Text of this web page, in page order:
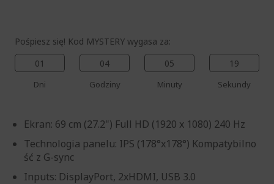
Pośpiesz się! Kod MYSTERY wygasa za:
01
Dni
04
Godziny
05
Minuty
18
Sekundy
Ekran: 69 cm (27.2") Full HD (1920 x 1080) 240 Hz
Technologia panelu: IPS (178°x178°) Kompatybilno
ść z G-sync
Inputs: DisplayPort, 2xHDMI, USB 3.0